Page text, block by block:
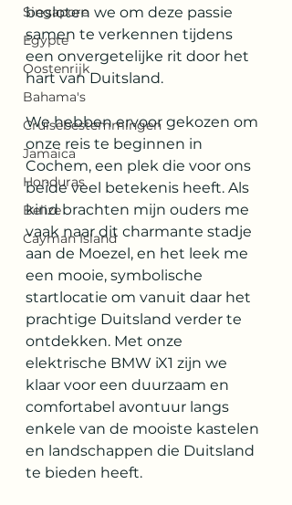
Singapore
Egypte
Oostenrijk
Bahama's
Cruisebestemmingen
Jamaica
Honduras
Belize
Cayman Island
besloten we om deze passie
samen te verkennen tijdens
een onvergetelijke rit door het
hart van Duitsland.
We hebben ervoor gekozen om
onze reis te beginnen in
Cochem, een plek die voor ons
beide veel betekenis heeft. Als
kind brachten mijn ouders me
vaak naar dit charmante stadje
aan de Moezel, en het leek me
een mooie, symbolische
startlocatie om vanuit daar het
prachtige Duitsland verder te
ontdekken. Met onze
elektrische BMW iX1 zijn we
klaar voor een duurzaam en
comfortabel avontuur langs
enkele van de mooiste kastelen
en landschappen die Duitsland
te bieden heeft.​